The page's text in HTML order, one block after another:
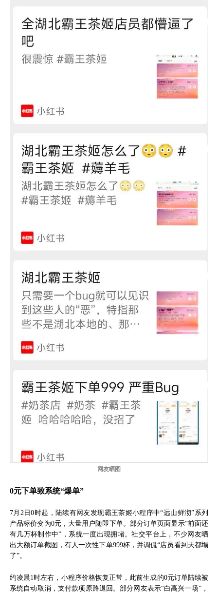
网友晒图
0元下单致系统“爆单”
7月2日0时起，陆续有网友发现霸王茶姬小程序中“远山鲜沏”系列
产品标价变为0元，大量用户随即下单。部分订单页面显示“前面还
有几万杯制作中”，系统一度出现拥堵。社交平台上，不少网友晒
出大额订单截图，有人一次性下单999杯，并调侃“店员看到天都塌
了”。
约凌晨1时左右，小程序价格恢复正常，此前生成的0元订单陆续被
系统自动取消，支付款项原路退回。部分网友表示“白高兴一场”，